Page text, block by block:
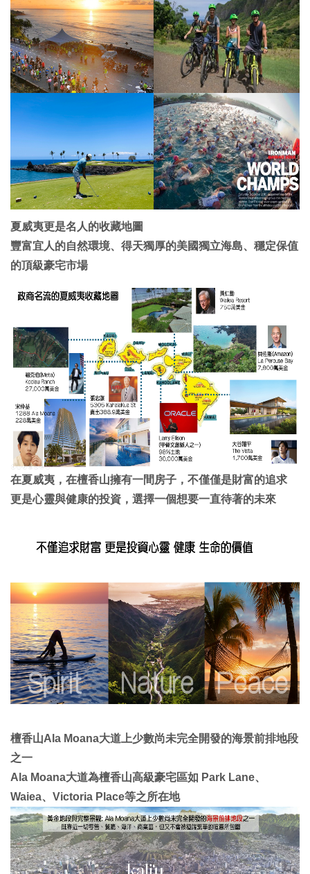
夏威夷更是名人的收藏地圖
豐富宜人的自然環境、得天獨厚的美國獨立海島、穩定保值
的頂級豪宅市場
在夏威夷，在檀香山擁有一間房子，不僅僅是財富的追求
更是心靈與健康的投資，選擇一個想要一直待著的未來
檀香山Ala Moana大道上少數尚未完全開發的海景前排地段
之一
Ala Moana大道為檀香山高級豪宅區如 Park Lane、
Waiea、Victoria Place等之所在地